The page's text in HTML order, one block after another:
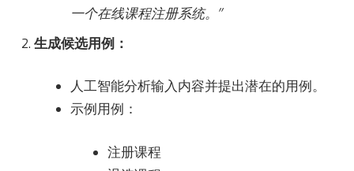
一个在线课程注册系统。”
生成候选用例：
人工智能分析输入内容并提出潜在的用例。
示例用例：
注册课程